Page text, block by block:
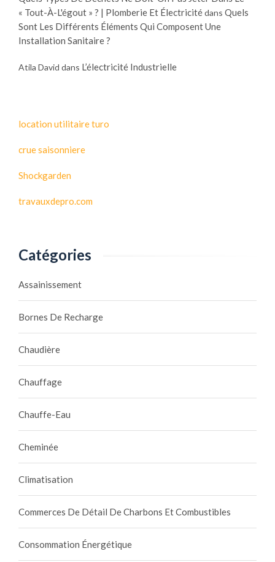
« Tout-À-L'égout » ? | Plomberie Et Électricitédans Quels
Sont Les Différents Éléments Qui Composent Une
Installation Sanitaire ?
Atila David dans L’électricité Industrielle
location utilitaire turo
crue saisonniere
Shockgarden
travauxdepro.com
Catégories
Assainissement
Bornes De Recharge
Chaudière
Chauffage
Chauffe-Eau
Cheminée
Climatisation
Commerces De Détail De Charbons Et Combustibles
Consommation Énergétique